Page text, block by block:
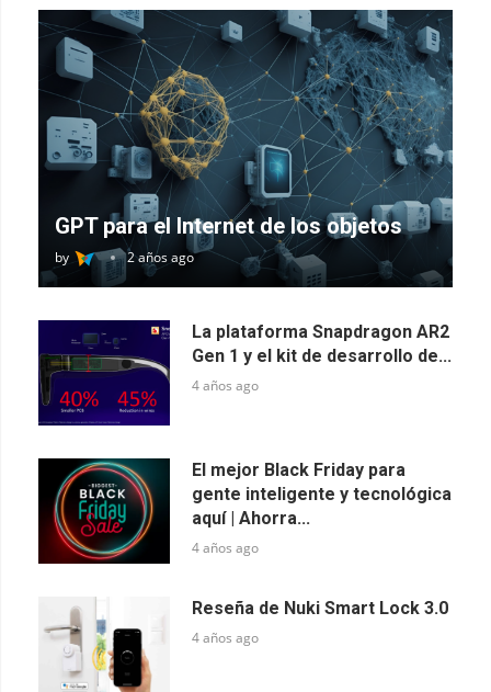
GPT para el Internet de los objetos
by 2 años ago
La plataforma Snapdragon AR2
Gen 1 y el kit de desarrollo de...
4 años ago
El mejor Black Friday para
gente inteligente y tecnológica
aquí | Ahorra...
4 años ago
Reseña de Nuki Smart Lock 3.0
4 años ago